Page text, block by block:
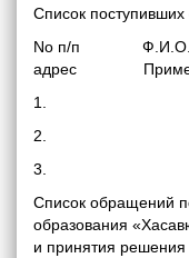
Список
No п/п Ф.И.О.
адрес
1.
2.
3.
Список обращений
образования
и принятия